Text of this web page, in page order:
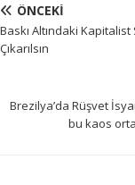
ÖNCEKI
Baskı Altındaki
Çıkarılsın
Brezilya’da Rüşvet
bu kaos